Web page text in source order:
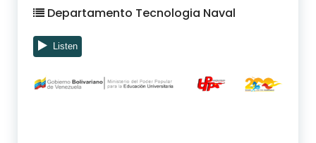
Departamento Tecnologia Naval